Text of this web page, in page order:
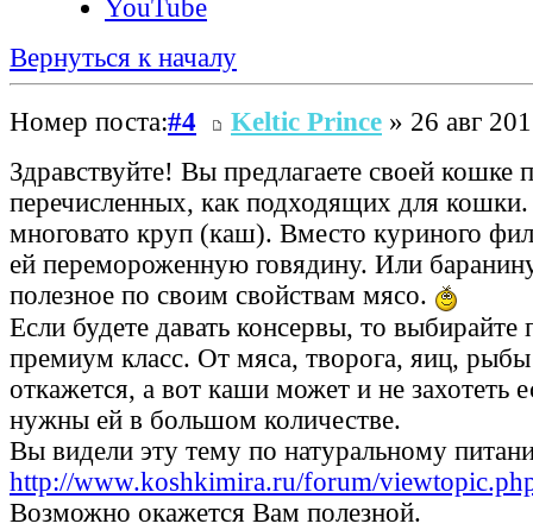
YouTube
Вернуться к началу
Номер поста:#4 Keltic Prince » 26 авг
Здравствуйте! Вы предлагаете своей кошке
перечисленных, как подходящих для
многовато круп (каш). Вместо куриного
ей перемороженную говядину. Или
полезное по своим свойствам мясо.
Если будете давать консервы, то
премиум класс. От мяса, творога, яиц,
откажется, а вот каши может и не захотеть
нужны ей в большом количестве.
Вы видели эту тему по натуральному
http://www.koshkimira.ru/forum/
Возможно окажется Вам полезной.